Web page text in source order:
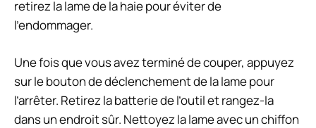
retirez la lame de la haie pour éviter de
l’endommager.
Une fois que vous avez terminé de couper, appuyez
sur le bouton de déclenchement de la lame pour
l’arrêter. Retirez la batterie de l’outil et rangez-la
dans un endroit sûr. Nettoyez la lame avec un chiffon